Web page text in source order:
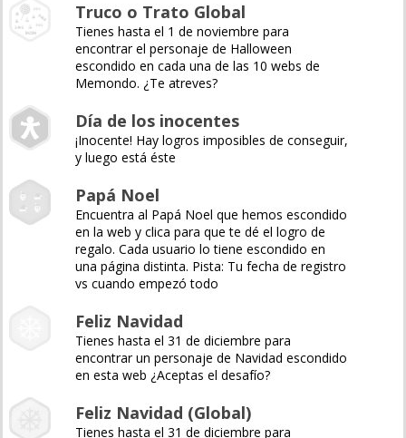
Truco o Trato Global
Tienes hasta el 1 de noviembre para
encontrar el personaje de Halloween
escondido en cada una de las 10 webs de
Memondo. ¿Te atreves?
Día de los inocentes
¡Inocente! Hay logros imposibles de conseguir,
y luego está éste
Papá Noel
Encuentra al Papá Noel que hemos escondido
en la web y clica para que te dé el logro de
regalo. Cada usuario lo tiene escondido en
una página distinta. Pista: Tu fecha de registro
vs cuando empezó todo
Feliz Navidad
Tienes hasta el 31 de diciembre para
encontrar un personaje de Navidad escondido
en esta web ¿Aceptas el desafío?
Feliz Navidad (Global)
Tienes hasta el 31 de diciembre para